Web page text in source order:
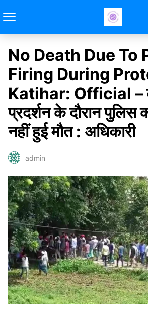
No Death Due To
Firing During
Katihar: Official –
प्रदर्शन के दौरान पुलिस
नहीं हुई मौत : अधिकारी
admin